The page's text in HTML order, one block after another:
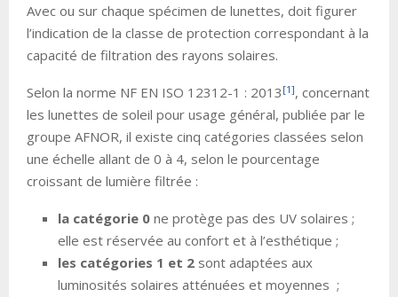
Avec ou sur chaque spécimen de lunettes, doit figurer
l’indication de la classe de protection correspondant à la
capacité de filtration des rayons solaires.
Selon la norme NF EN ISO 12312-1 : 2013 [1], concernant
les lunettes de soleil pour usage général, publiée par le
groupe AFNOR, il existe cinq catégories classées selon
une échelle allant de 0 à 4, selon le pourcentage
croissant de lumière filtrée :
la catégorie 0 ne protège pas des UV solaires ;
elle est réservée au confort et à l’esthétique ;
les catégories 1 et 2 sont adaptées aux
luminosités solaires atténuées et moyennes ;